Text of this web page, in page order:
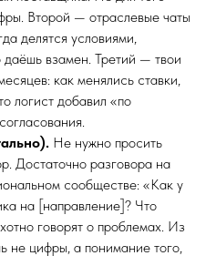
Второй — отраслевые чаты
делятся условиями,
взамен. Третий — твои
как менялись ставки,
логист добавил «по
Не нужно просить
Достаточно разговора на
сообществе: «Как у
на [направление]? Что
говорят о проблемах. Из
не цифры, а понимание того,